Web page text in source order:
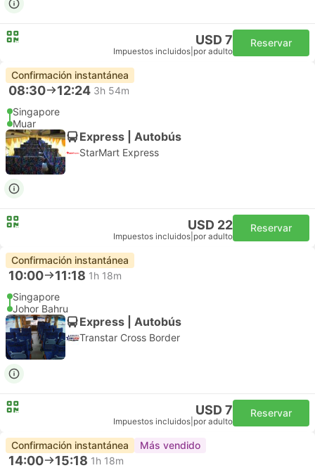
USD 7
Impuestos incluidos por adulto
Reservar
Confirmación instantánea
08:30 12:24 3h 54m
Singapore
Muar
Express | Autobús
StarMart Express
USD 22
Impuestos incluidos por adulto
Reservar
Confirmación instantánea
10:00 11:18 1h 18m
Singapore
Johor Bahru
Express | Autobús
Transtar Cross Border
USD 7
Impuestos incluidos por adulto
Reservar
Confirmación instantánea Más vendido
14:00 15:18 1h 18m